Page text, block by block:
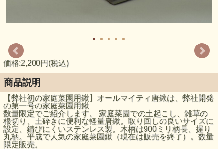
価格:2,200円(税込)
商品説明
【弊社初の家庭菜園用鍬】オールマイティ唐鍬は、弊社開発
の第一号の家庭菜園用鍬
数量限定でご紹介します。 家庭菜園での土起こし、雑草の
根切り、土砕きに便利な軽量唐鍬。取り回しの良いサイズに
設定、錆びにくいステンレス製。木柄は900ミリ柄長、握り
丸柄。平成で人気の家庭菜園鍬（現在は販売を終了）。数量
限定販売。